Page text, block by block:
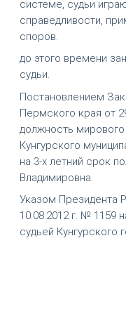
системе, судьи
справедливости,
споров.
до этого времени
судьи.
Постановлением
Пермского края от
должность
Кунгурского
на 3-х летний срок
Владимировна.
Указом Президента
10.08.2012 г. № 1159
судьей Кунгурского